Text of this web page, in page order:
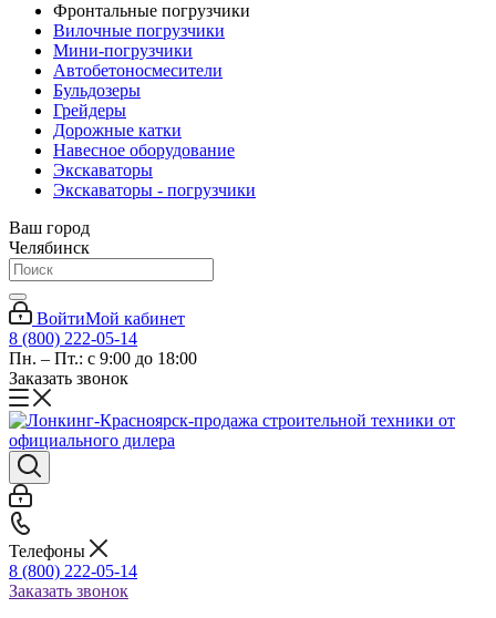
Фронтальные погрузчики
Вилочные погрузчики
Мини-погрузчики
Автобетоносмесители
Бульдозеры
Грейдеры
Дорожные катки
Навесное оборудование
Экскаваторы
Экскаваторы - погрузчики
Ваш город
Челябинск
ВойтиМой кабинет
8 (800) 222-05-14
Пн. – Пт.: с 9:00 до 18:00
Заказать звонок
Телефоны
8 (800) 222-05-14
Заказать звонок